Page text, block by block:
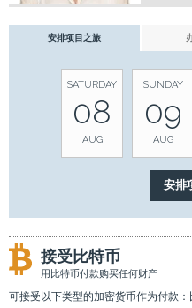
安排项目之旅
SATURDAY
08
AUG
SUNDAY
09
AUG
接受比特币
用比特币付款购买任何财产
可接受以下类型的加密货币作为付款